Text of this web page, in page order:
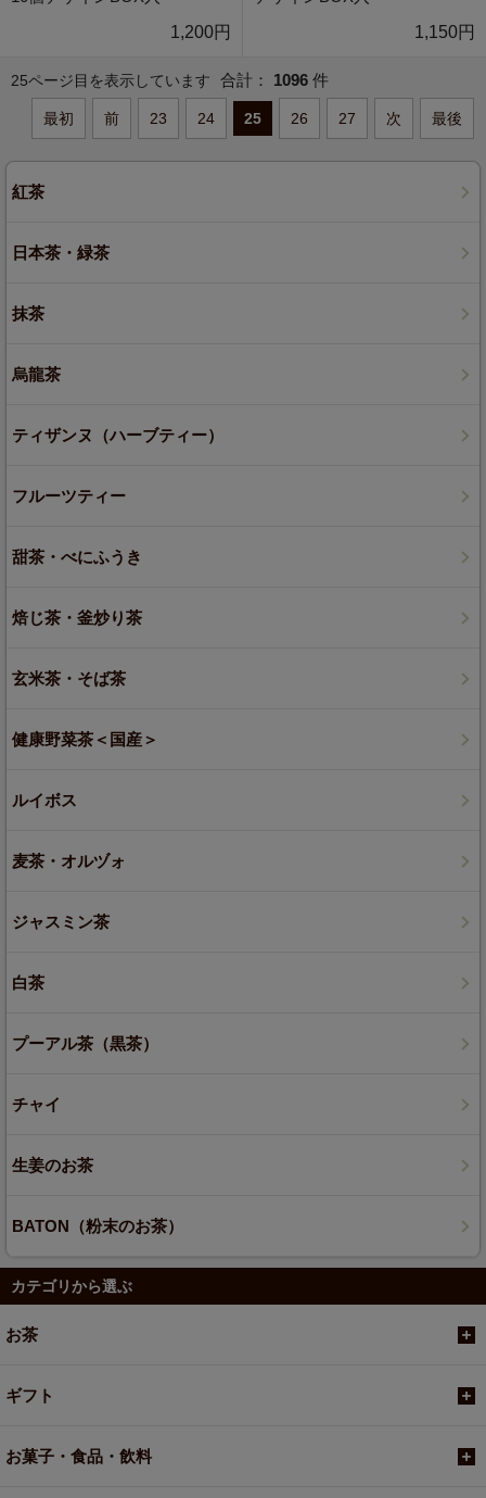
1,200円
1,150円
25ページ目を表示しています 合計： 1096 件
最初 前 23 24 25 26 27 次 最後
紅茶
日本茶・緑茶
抹茶
烏龍茶
ティザンヌ（ハーブティー）
フルーツティー
甜茶・べにふうき
焙じ茶・釜炒り茶
玄米茶・そば茶
健康野菜茶＜国産＞
ルイボス
麦茶・オルヅォ
ジャスミン茶
白茶
プーアル茶（黒茶）
チャイ
生姜のお茶
BATON（粉末のお茶）
カテゴリから選ぶ
お茶
ギフト
お菓子・食品・飲料